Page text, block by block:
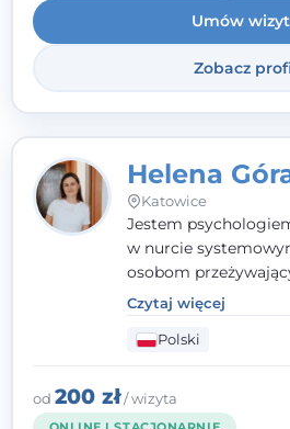
Umów
Zobacz
Helena
Katowice
Jestem
w nurcie
osobom
emocjonalne,
się w kryzysie. Liczy
autentyczna, oparta
oraz przestrzeń, w
wysłuchany i
Czytaj więcej
Polski
od 200 zł/ wizyta